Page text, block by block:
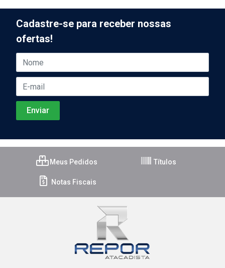
Cadastre-se para receber nossas
ofertas!
Meus Pedidos Títulos
Notas Fiscais